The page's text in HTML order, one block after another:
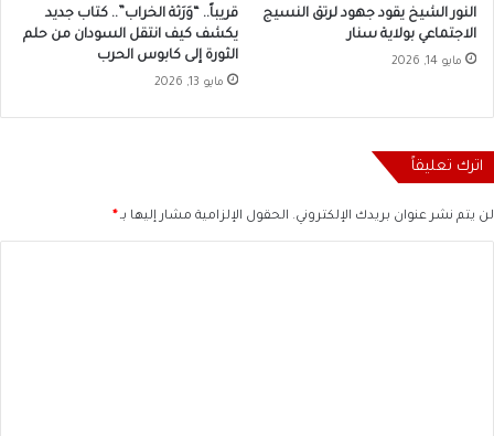
النور الشيخ يقود جهود لرتق النسيج
الاجتماعي بولاية سنار
مايو 14, 2026
قريباً.. “وَرَثة الخراب”.. كتاب جديد
يكشف كيف انتقل السودان من حلم
الثورة إلى كابوس الحرب
مايو 13, 2026
اترك تعليقاً
لن يتم نشر عنوان بريدك الإلكتروني. الحقول الإلزامية مشار إليها بـ*